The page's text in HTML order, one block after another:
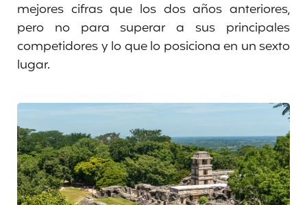
mejores cifras que los dos años anteriores,
pero no para superar a sus principales
competidores y lo que lo posiciona en un sexto
lugar.